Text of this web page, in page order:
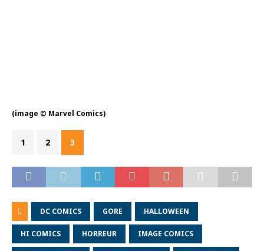
(image © Marvel Comics)
1 2 3
DC COMICS GORE HALLOWEEN
HI COMICS HORREUR IMAGE COMICS